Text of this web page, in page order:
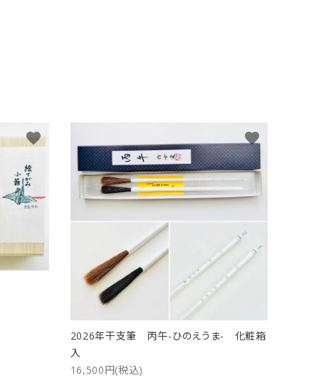
favorite
2026年干支筆 丙午-ひのえうま- 化粧箱
入
16,500円(税込)
favorite